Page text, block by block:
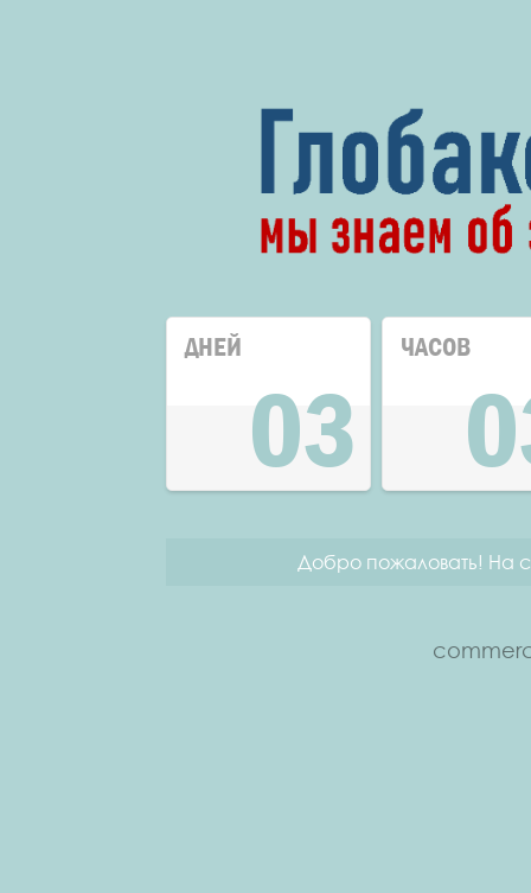
ДНЕЙ
03
ЧАСОВ
Добро пожаловать! На